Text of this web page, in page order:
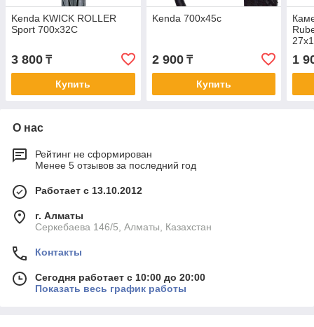
Kenda KWICK ROLLER
Sport 700x32C
3 800 ₸
Купить
Kenda 700x45c
2 900₸
Купить
1
О нас
Рейтинг не сформирован
Менее 5 отзывов за последний год
Работает с 13.10.2012
г. Алматы
Серкебаева 146/5, Алматы, Казахстан
Контакты
Сегодня работает с 10:00 до 20:00
Показать весь график работы